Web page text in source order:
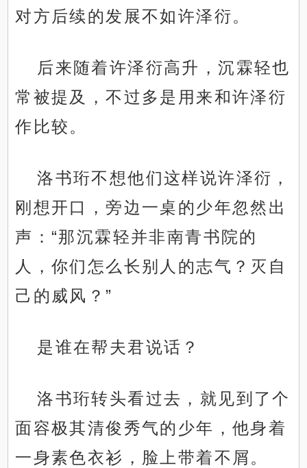
对方后续的发展不如许泽衍。
后来随着许泽衍高升，沉霖轻也
常被提及，不过多是用来和许泽衍
作比较。
洛书珩不想他们这样说许泽衍，
刚想开口，旁边一桌的少年忽然出
声：“那沉霖轻并非南青书院的
人，你们怎么长别人的志气？灭自
己的威风？”
是谁在帮夫君说话？
洛书珩转头看过去，就见到了个
面容极其清俊秀气的少年，他身着
一身素色衣衫，脸上带着不屑。